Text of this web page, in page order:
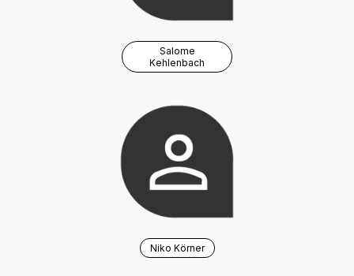
Salome
Kehlenbach
Niko Körner